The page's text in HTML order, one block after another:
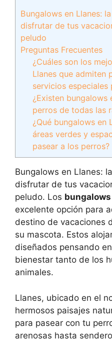
Bungalows en Llanes:
disfrutar de tus
peludo
Preguntas Frecuentes
¿Cuáles son los
Llanes que admiten
servicios especiales
¿Existen bungalows
perros de todas las
¿Qué bungalows en
áreas verdes y
pasear a los perros?
Bungalows en Llanes:
disfrutar de tus
peludo. Los
excelente opción para
destino de vacaciones
su mascota. Estos
diseñados pensando
bienestar tanto de los
animales.
Llanes, ubicado en el
hermosos paisajes
para pasear con tu
arenosas hasta